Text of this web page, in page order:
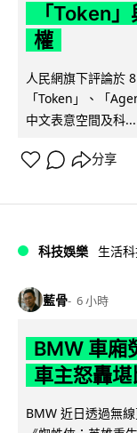
「Token
權
人民網旗下評論於
「Token」、「
中文表意空間及科...
分享
科技娛樂 生活
藍骨 6 小時
BMW 車廂
車主怒轟
BMW 近日透過無